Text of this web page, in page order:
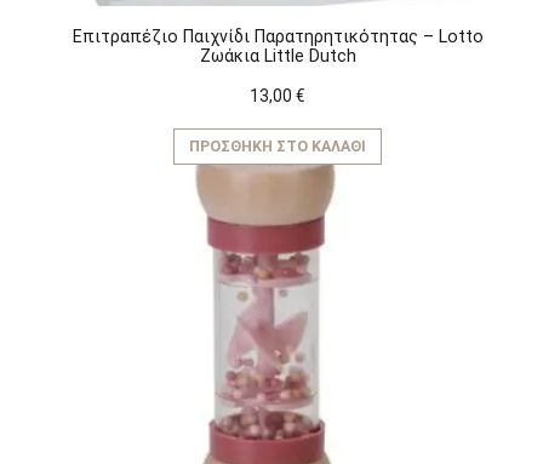
Επιτραπέζιο Παιχνίδι Παρατηρητικότητας – Lotto
Ζωάκια Little Dutch
13,00 €
ΠΡΟΣΘΉΚΗ ΣΤΟ ΚΑΛΆΘΙ